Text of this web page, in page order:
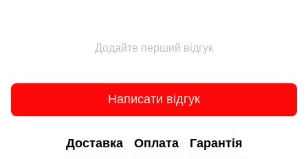
Додайте перший відгук
Написати відгук
Доставка Оплата Гарантія